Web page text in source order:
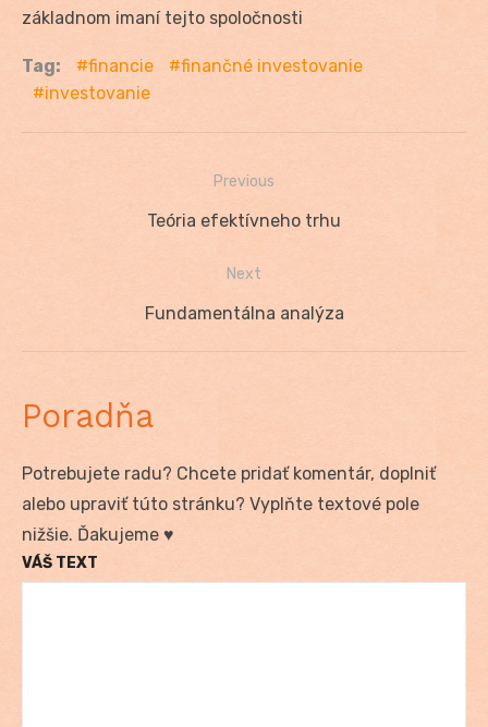
základnom imaní tejto spoločnosti
Tag: financie
finančné investovanie
investovanie
Navigácia
Previous
Previous
Teória efektívneho trhu
Next
Next
Fundamentálna analýza
Poradňa
Potrebujete radu? Chcete pridať komentár, doplniť
alebo upraviť túto stránku? Vyplňte textové pole
nižšie. Ďakujeme ♥
VÁŠ TEXT